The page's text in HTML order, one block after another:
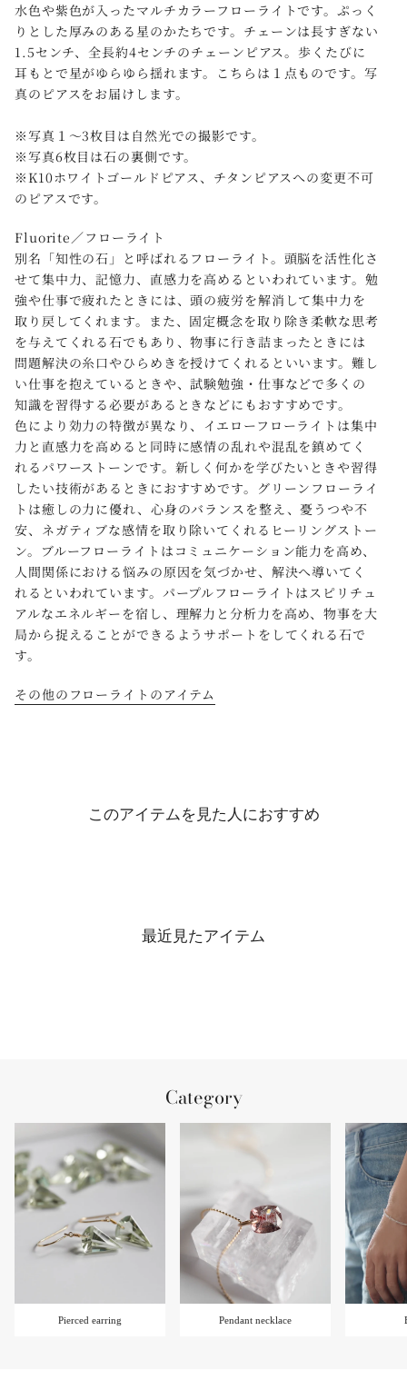
水色や紫色が入ったマルチカラーフローライトです。ぷっく
りとした厚みのある星のかたちです。チェーンは長すぎない
1.5センチ、全長約4センチのチェーンピアス。歩くたびに
耳もとで星がゆらゆら揺れます。こちらは１点ものです。写
真のピアスをお届けします。
※写真１〜3枚目は自然光での撮影です。
※写真6枚目は石の裏側です。
※K10ホワイトゴールドピアス、チタンピアスへの変更不可
のピアスです。
Fluorite／フローライト
別名「知性の石」と呼ばれるフローライト。頭脳を活性化さ
せて集中力、記憶力、直感力を高めるといわれています。勉
強や仕事で疲れたときには、頭の疲労を解消して集中力を
取り戻してくれます。また、固定概念を取り除き柔軟な思考
を与えてくれる石でもあり、物事に行き詰まったときには
問題解決の糸口やひらめきを授けてくれるといいます。難し
い仕事を抱えているときや、試験勉強・仕事などで多くの
知識を習得する必要があるときなどにもおすすめです。
色により効力の特徴が異なり、イエローフローライトは集中
力と直感力を高めると同時に感情の乱れや混乱を鎮めてく
れるパワーストーンです。新しく何かを学びたいときや習得
したい技術があるときにおすすめです。グリーンフローライ
トは癒しの力に優れ、心身のバランスを整え、憂うつや不
安、ネガティブな感情を取り除いてくれるヒーリングストー
ン。ブルーフローライトはコミュニケーション能力を高め、
人間関係における悩みの原因を気づかせ、解決へ導いてく
れるといわれています。パープルフローライトはスピリチュ
アルなエネルギーを宿し、理解力と分析力を高め、物事を大
局から捉えることができるようサポートをしてくれる石で
す。
その他のフローライトのアイテム
このアイテムを見た人におすすめ
最近見たアイテム
Category
Pierced earring Pendant necklace